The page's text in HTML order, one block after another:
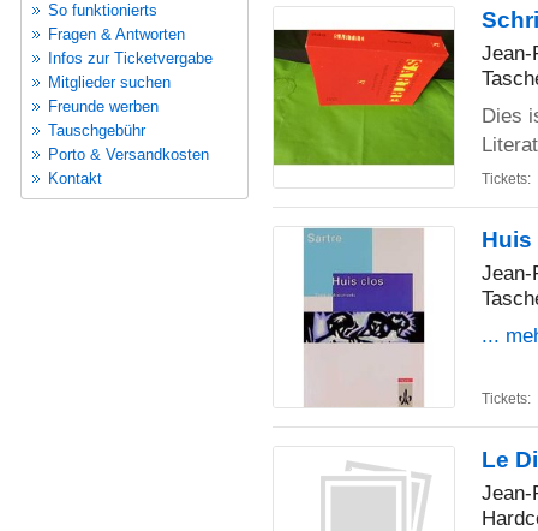
So funktionierts
Fragen & Antworten
Infos zur Ticketvergabe
Mitglieder suchen
Freunde werben
Tauschgebühr
Porto & Versandkosten
Kontakt
Jean-
Dies
Tickets:
Huis
Jean-
...
Tickets:
Le
Jean-